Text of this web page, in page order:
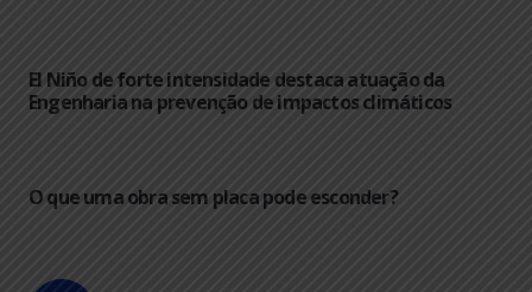
El Niño de forte intensidade destaca atuação da
Engenharia na prevenção de impactos climáticos
O que uma obra sem placa pode esconder?